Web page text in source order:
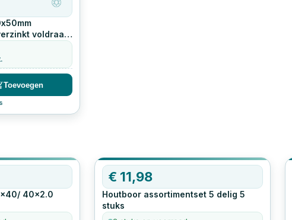
voldraad
Toevoegen
40x2.0
€ 11,98
Houtboor assortimentset 5 delig 5
stuks